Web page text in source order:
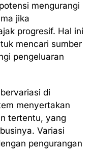
mengurangi
jika
progresif. Hal ini
mencari sumber
pengeluaran
di
menyertakan
tertentu, yang
Variasi
pengurangan